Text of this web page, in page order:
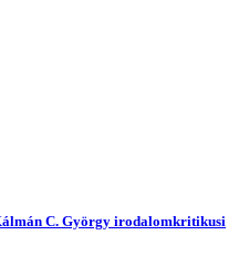
C. György irodalomkritikusi